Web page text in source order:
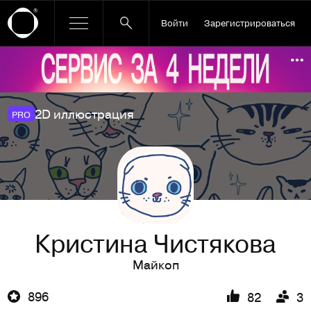
Войти Зарегистрироваться
Ссылка баннера
PRO 2D иллюстрация
Кристина Чистякова
Майкоп
896
82 3